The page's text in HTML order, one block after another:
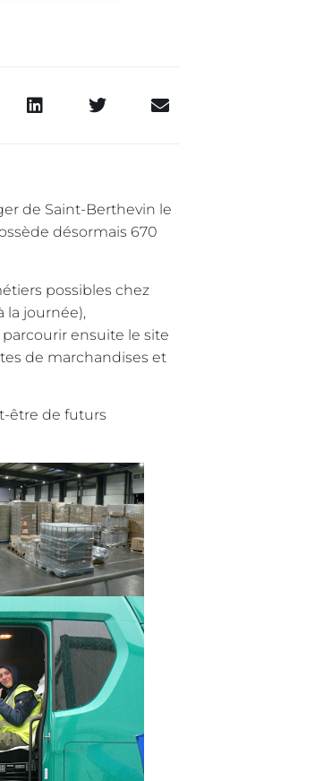
de Saint-Berthevin le
désormais 670
possibles chez
la journée),
parcourir ensuite le site
de marchandises et
être de futurs